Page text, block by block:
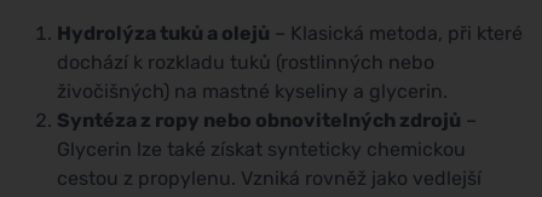
Hydrolýza tuků a olejů – Klasická metoda, při které
dochází k rozkladu tuků (rostlinných nebo
živočišných) na mastné kyseliny a glycerin.
Syntéza z ropy nebo obnovitelných zdrojů –
Glycerin lze také získat synteticky chemickou
cestou z propylenu. Vzniká rovněž jako vedlejší